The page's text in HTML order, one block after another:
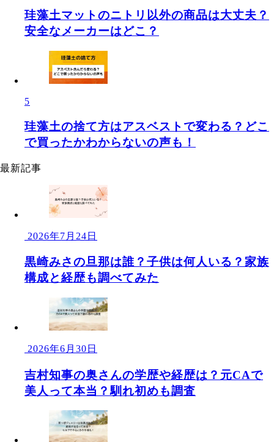
珪藻土マットのニトリ以外の商品は大丈夫？
安全なメーカーはどこ？
5
珪藻土の捨て方はアスベストで変わる？どこ
で買ったかわからないの声も！
最新記事
2026年7月24日
黒崎みさの旦那は誰？子供は何人いる？家族
構成と経歴も調べてみた
2026年6月30日
吉村知事の奥さんの学歴や経歴は？元CAで
美人って本当？馴れ初めも調査